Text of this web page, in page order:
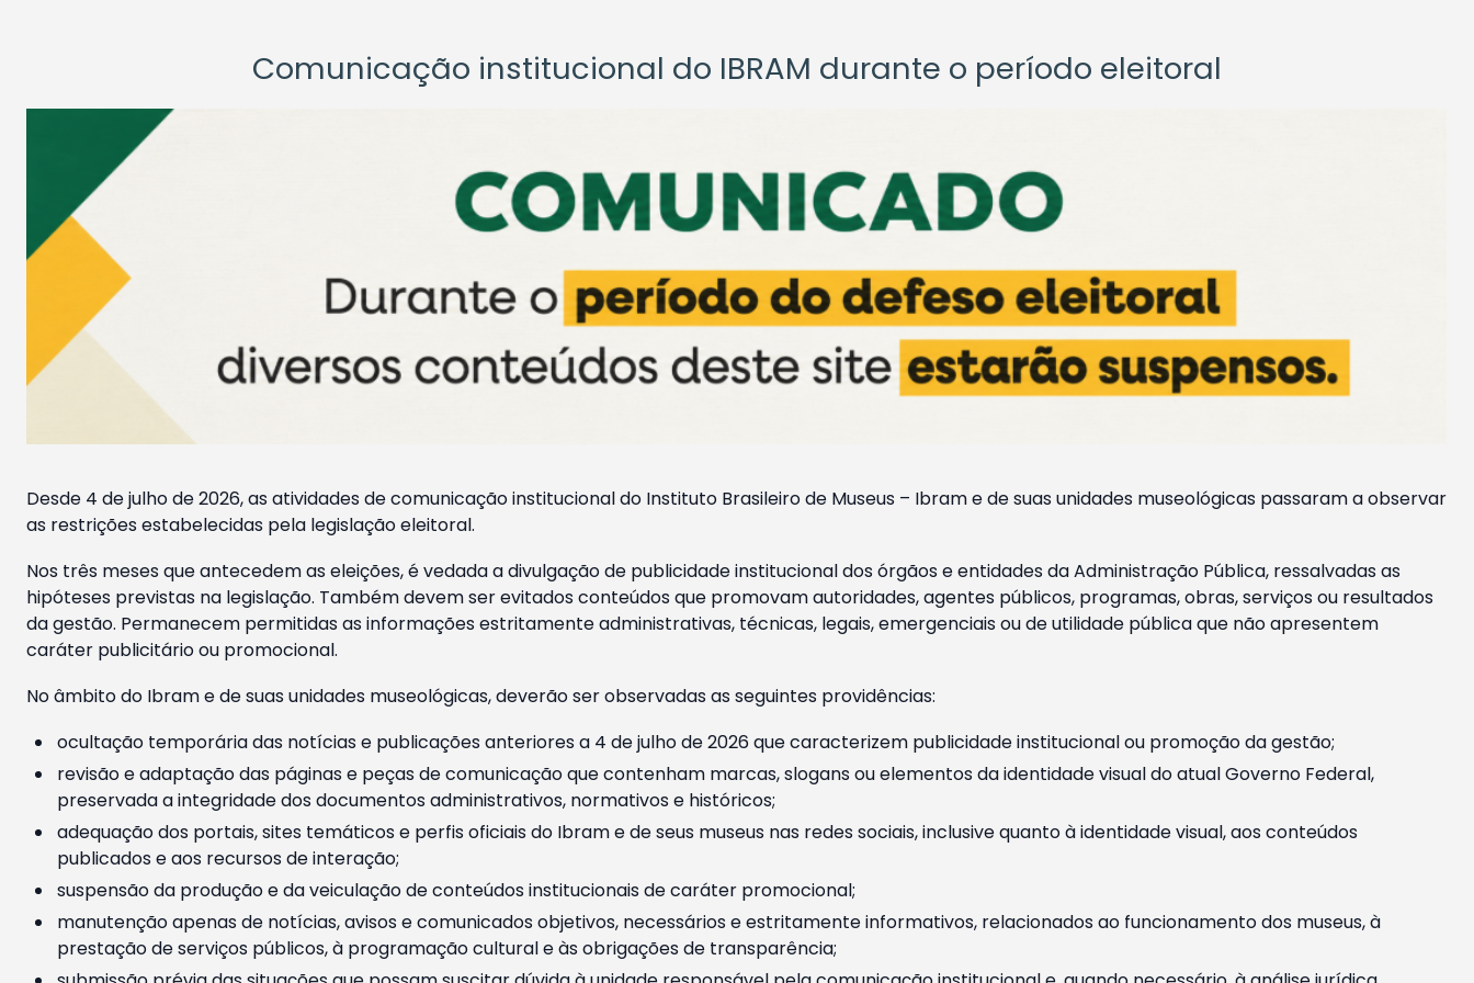
Comunicação institucional do IBRAM durante o período eleitoral
Desde 4 de julho de 2026, as atividades de comunicação institucional do Instituto Brasileiro de Museus – Ibram e de suas unidades museológicas passaram a observar
as restrições estabelecidas pela legislação eleitoral.
Nos três meses que antecedem as eleições, é vedada a divulgação de publicidade institucional dos órgãos e entidades da Administração Pública, ressalvadas as
hipóteses previstas na legislação. Também devem ser evitados conteúdos que promovam autoridades, agentes públicos, programas, obras, serviços ou resultados
da gestão. Permanecem permitidas as informações estritamente administrativas, técnicas, legais, emergenciais ou de utilidade pública que não apresentem
caráter publicitário ou promocional.
No âmbito do Ibram e de suas unidades museológicas, deverão ser observadas as seguintes providências:
ocultação temporária das notícias e publicações anteriores a 4 de julho de 2026 que caracterizem publicidade institucional ou promoção da gestão;
revisão e adaptação das páginas e peças de comunicação que contenham marcas, slogans ou elementos da identidade visual do atual Governo Federal,
preservada a integridade dos documentos administrativos, normativos e históricos;
adequação dos portais, sites temáticos e perfis oficiais do Ibram e de seus museus nas redes sociais, inclusive quanto à identidade visual, aos conteúdos
publicados e aos recursos de interação;
suspensão da produção e da veiculação de conteúdos institucionais de caráter promocional;
manutenção apenas de notícias, avisos e comunicados objetivos, necessários e estritamente informativos, relacionados ao funcionamento dos museus, à
prestação de serviços públicos, à programação cultural e às obrigações de transparência;